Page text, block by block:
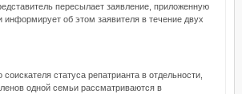
пересылает заявление, приложенную
об этом заявителя в течение двух
статуса репатрианта в отдельности,
одной семьи рассматриваются в